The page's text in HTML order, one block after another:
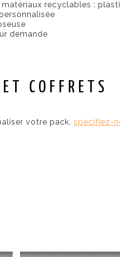
recyclables :
demande
COFFRETS
votre pack, spécifiez-